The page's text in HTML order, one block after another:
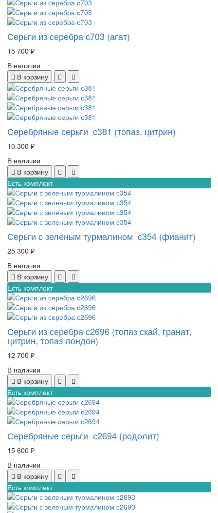
Серьги из серебра с703 (агат)
15 700 ₽
В наличии
В корзину
Серебряные серьги с381 (топаз, цитрин)
10 300 ₽
В наличии
В корзину
Есть комплект
Серьги с зеленым турмалином с354 (фианит)
25 300 ₽
В наличии
В корзину
Есть комплект
Серьги из серебра с2696 (топаз скай, гранат,
цитрин, топаз лондон)
12 700 ₽
В наличии
В корзину
Есть комплект
Серебряные серьги с2694 (родолит)
15 600 ₽
В наличии
В корзину
Есть комплект